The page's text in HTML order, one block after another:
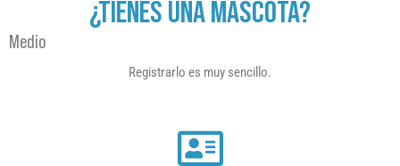
¿TIENES UNA MASCOTA?
Medio
Registrarlo es muy sencillo.